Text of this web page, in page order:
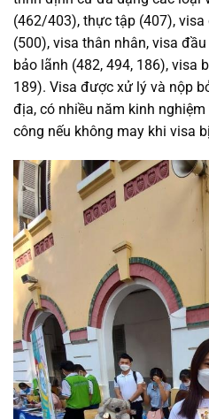
(462/403), thực tập (407),
(500), visa thân nhân, visa
bảo lãnh (482, 494, 186), visa
189). Visa được xử lý và nộp
địa, có nhiều năm kinh
công nếu không may khi visa